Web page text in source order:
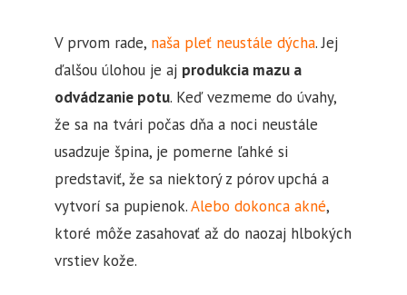
V prvom rade, naša pleť neustále dýcha. Jej
ďalšou úlohou je aj produkcia mazu a
odvádzanie potu. Keď vezmeme do úvahy,
že sa na tvári počas dňa a noci neustále
usadzuje špina, je pomerne ľahké si
predstaviť, že sa niektorý z pórov upchá a
vytvorí sa pupienok.Alebo dokonca akné,
ktoré môže zasahovať až do naozaj hlbokých
vrstiev kože.